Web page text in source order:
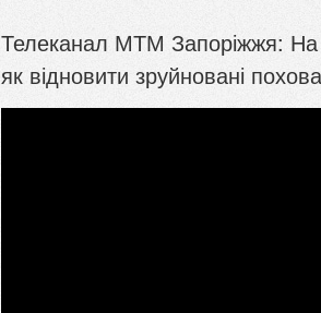
Телеканал МТМ Запоріжжя:
як відновити зруйновані